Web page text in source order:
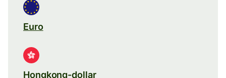
Euro
Hongkong-dollar